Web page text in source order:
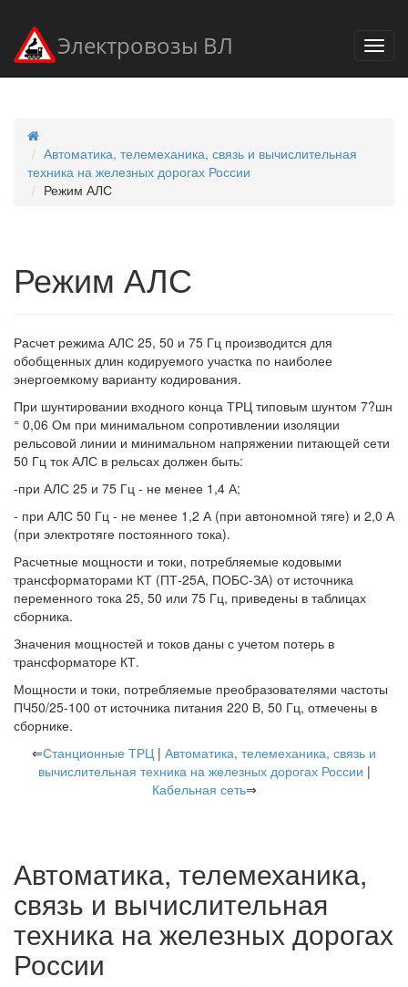
Электровозы ВЛ
Автоматика, телемеханика, связь и вычислительная
техника на железных дорогах России
Режим АЛС
Режим АЛС
Расчет режима АЛС 25, 50 и 75 Гц производится для
обобщенных длин кодируемого участка по наиболее
энергоемкому варианту кодирования.
При шунтировании входного конца ТРЦ типовым шунтом 7?шн
= 0,06 Ом при минимальном сопротивлении изоляции
рельсовой линии и минимальном напряжении питающей сети
50 Гц ток АЛС в рельсах должен быть:
-при АЛС 25 и 75 Гц - не менее 1,4 А;
- при АЛС 50 Гц - не менее 1,2 А (при автономной тяге) и 2,0 А
(при электротяге постоянного тока).
Расчетные мощности и токи, потребляемые кодовыми
трансформаторами КТ (ПТ-25А, ПОБС-ЗА) от источника
переменного тока 25, 50 или 75 Гц, приведены в таблицах
сборника.
Значения мощностей и токов даны с учетом потерь в
трансформаторе КТ.
Мощности и токи, потребляемые преобразователями частоты
ПЧ50/25-100 от источника питания 220 В, 50 Гц, отмечены в
сборнике.
⇐Станционные ТРЦ | Автоматика, телемеханика, связь и
вычислительная техника на железных дорогах России |
Кабельная сеть⇒
Автоматика, телемеханика,
связь и вычислительная
техника на железных дорогах
России